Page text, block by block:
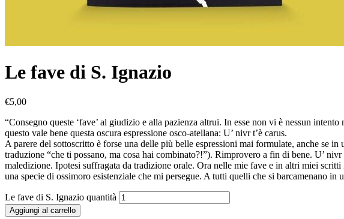
Le fave di S. Ignazio
€5,00
“Consegno queste ‘fave’ al giudizio e alla pazienza altrui. In esse non vi è nessun
questo vale bene questa oscura espressione osco-atellana: U’ nivr t’è carus.
A parere del sottoscritto è forse una delle più belle espressioni mai formulate, anche se
traduzione “che ti possano, ma cosa hai combinato?!”). Rimprovero a fin di bene. U’
maledizione. Ipotesi suffragata da tradizione orale. Ora nelle mie fave e in altri miei
una specie di ossimoro esistenziale che mi persegue. A tutti quelli che si barcamenano in
Le fave di S. Ignazio quantità
Aggiungi al carrello